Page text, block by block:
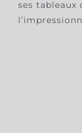
ses tableaux